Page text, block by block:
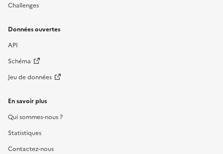
Challenges
Données ouvertes
API
Schéma
Jeu de données
En savoir plus
Qui sommes-nous ?
Statistiques
Contactez-nous